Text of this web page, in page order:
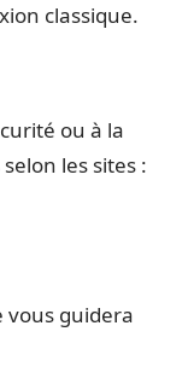
classique.
ou à la
les sites :
vous guidera